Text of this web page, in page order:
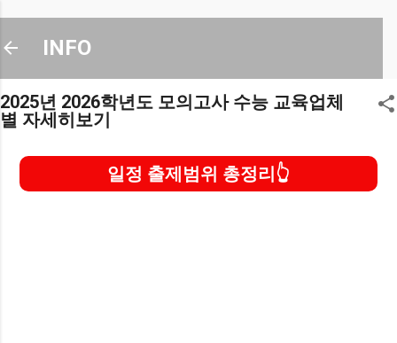
기본 콘텐츠로 건너뛰기
INFO
2025년 2026학년도 모의고사 수능 교육업체
별 자세히보기
일정 출제범위 총정리